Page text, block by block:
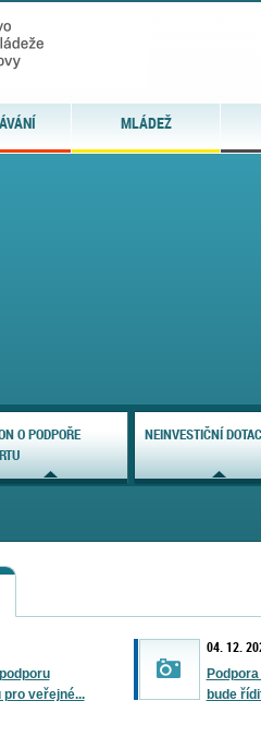
MLÁDEŽ
O PODPOŘE
NEINVESTIČNÍ
veřejné...
04. 12.
bude